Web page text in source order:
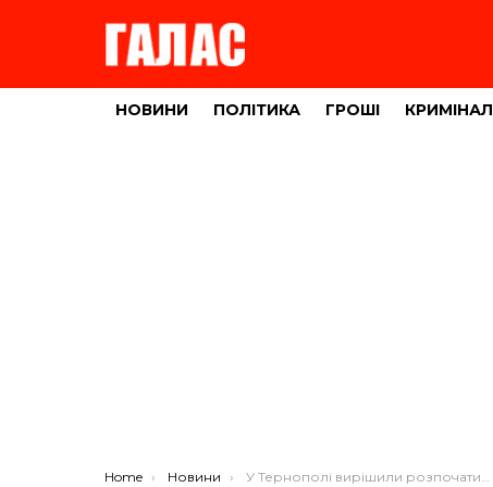
НОВИНИ ПОЛІТИКА ГРОШІ КРИМІНАЛ
You are here:
Home Новини У Тернополі вирішили розпочати опалювальний сезон